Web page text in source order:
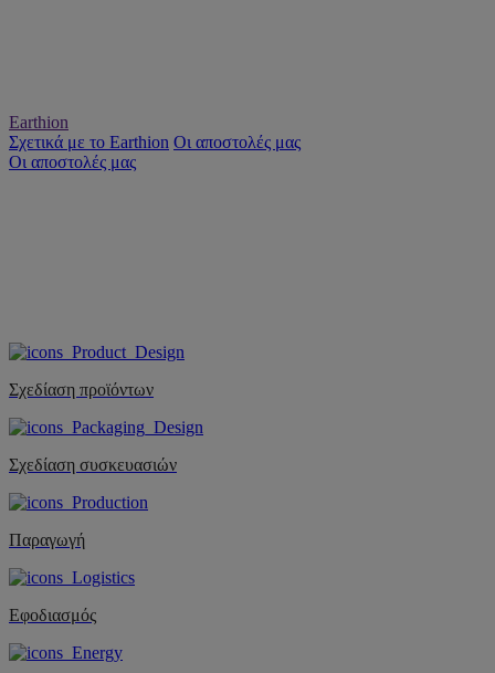
Earthion
Σχετικά με το Earthion Οι αποστολές μας
Οι αποστολές μας
Σχεδίαση προϊόντων
Σχεδίαση συσκευασιών
Παραγωγή
Εφοδιασμός